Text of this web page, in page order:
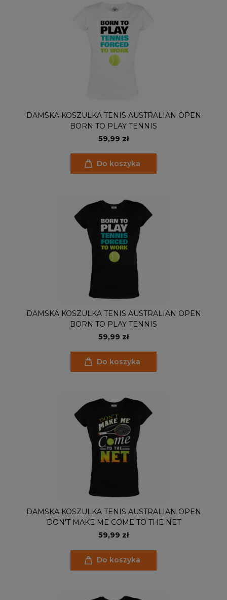
DAMSKA KOSZULKA TENIS AUSTRALIAN OPEN
BORN TO PLAY TENNIS
59,99 zł
Do koszyka
DAMSKA KOSZULKA TENIS AUSTRALIAN OPEN
BORN TO PLAY TENNIS
59,99 zł
Do koszyka
DAMSKA KOSZULKA TENIS AUSTRALIAN OPEN
DON'T MAKE ME COME TO THE NET
59,99 zł
Do koszyka